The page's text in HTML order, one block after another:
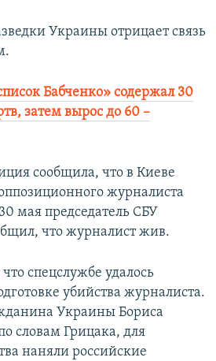
Украины отрицает связь
Бабченко» содержал 30
затем вырос до 60 –
сообщила, что в Киеве
журналиста
мая председатель СБУ
что журналист жив.
спецслужбе удалось
убийства журналиста.
Украины Бориса
словам Грицака, для
наняли российские